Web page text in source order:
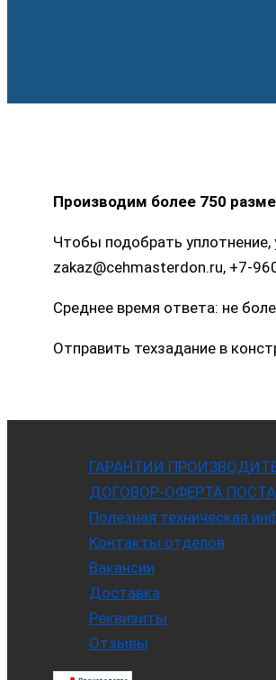
Производим более 750
Чтобы подобрать
zakaz@cehmasterdon.ru, +7-
Среднее время ответа: не
Отправить техзадание в
ГАРАНТИИ
ДОГОВОР-ОФЕРТА
Полезная техническая
Контакты отделов
Вакансии
Доставка
Реквизиты
Отзывы